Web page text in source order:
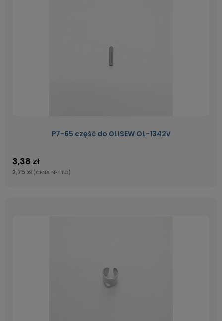
P7-65 część do OLISEW OL-1342V
3,38 zł
2,75 zł (CENA NETTO)